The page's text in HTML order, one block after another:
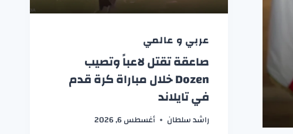
عربي و عالمي
صاعقة تقتل لاعباً وتصيب
Dozen خلال مباراة كرة قدم
في تايلاند
راشد سلطان أغسطس 6, 2026